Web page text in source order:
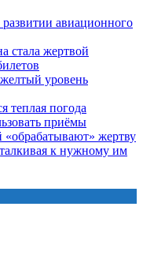
авиационного
стала жертвой
уровень
теплая погода
приёмы
жертву
к нужному им